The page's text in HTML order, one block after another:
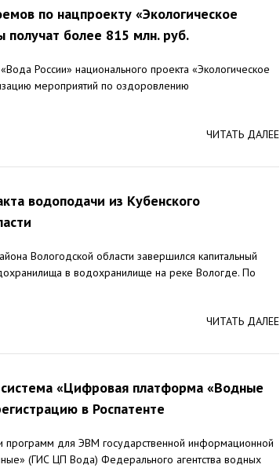
по нацпроекту «Экологическое
получат более 815 млн. руб.
России» национального проекта «Экологическое
мероприятий по оздоровлению
ЧИТАТЬ ДАЛЕЕ
водоподачи из Кубенского
Вологодской области завершился капитальный
в водохранилище на реке Вологде. По
ЧИТАТЬ ДАЛЕЕ
«Цифровая платформа «Водные
в Роспатенте
программ для ЭВМ государственной информационной
(ГИС ЦП Вода) Федерального агентства водных